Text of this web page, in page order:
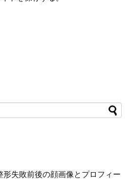
形失敗前後の顔画像とプロフィー